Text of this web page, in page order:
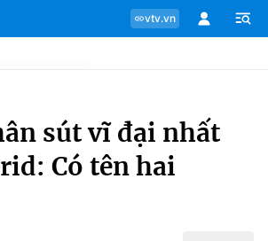
vtv.vn
sút vĩ đại nhất
Có tên hai